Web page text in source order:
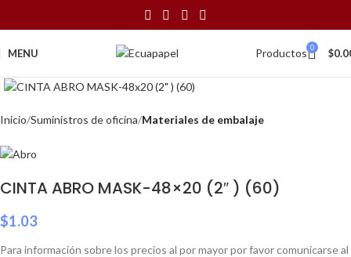
MENU Productos 0 $
Inicio Suministros de oficina Materiales de embalaje
CINTA ABRO MASK-48×20 (2″ ) (60)
$1.03
Para información sobre los precios al por mayor por favor comunicarse al